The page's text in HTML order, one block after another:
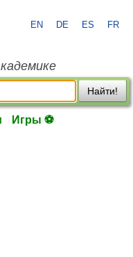
EN DE ES FR
Найти!
Игры ⚽